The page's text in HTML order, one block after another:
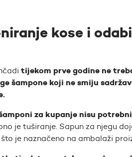
kose i
tijekom prve godine ne
šampone koji ne smiju
za kupanje nisu
je tuširanje. Sapun za njegu
je naznačeno na ambalaži